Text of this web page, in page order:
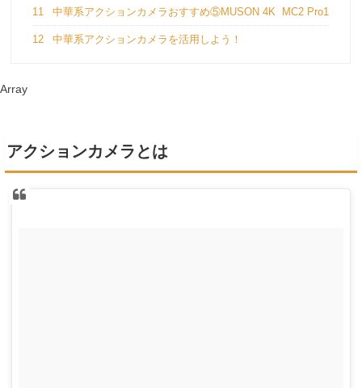
11 中華系アクションカメラおすすめ⑤MUSON 4K MC2 Pro1
12 中華系アクションカメラを活用しよう！
Array
アクションカメラとは